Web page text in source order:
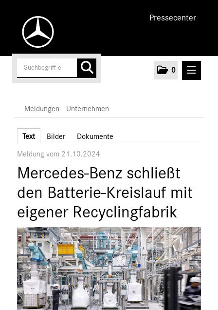
Pressecenter
0
Unternehmen
Marken & Produkte
MEDIA
ÜBER UNS
ANSPRECHPARTNER
Meldungen Unternehmen
Text Bilder Dokumente
Meldung vom 21.10.2024
Mercedes-Benz schließt
den Batterie-Kreislauf mit
eigener Recyclingfabrik